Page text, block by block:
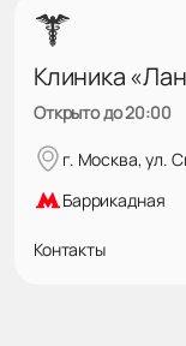
Клиника
Открыто до 20:00
г. Москва, ул.
Баррикадная
Контакты